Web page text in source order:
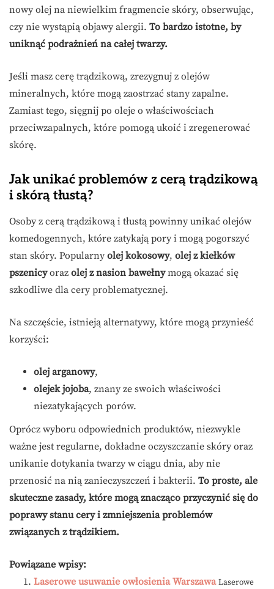
nowy olej na niewielkim fragmencie skóry, obserwując,
czy nie wystąpią objawy alergii. To bardzo istotne, by
uniknąć podrażnień na całej twarzy.
Jeśli masz cerę trądzikową, zrezygnuj z olejów
mineralnych, które mogą zaostrzać stany zapalne.
Zamiast tego, sięgnij po oleje o właściwościach
przeciwzapalnych, które pomogą ukoić i zregenerować
skórę.
Jak unikać problemów z cerą trądzikową
i skórą tłustą?
Osoby z cerą trądzikową i tłustą powinny unikać olejów
komedogennych, które zatykają pory i mogą pogorszyć
stan skóry. Popularny olej kokosowy, olej z kiełków
pszenicyoraz olej z nasion bawełnymogą okazać się
szkodliwe dla cery problematycznej.
Na szczęście, istnieją alternatywy, które mogą przynieść
korzyści:
olej arganowy,
olejek jojoba, znany ze swoich właściwości
niezatykających porów.
Oprócz wyboru odpowiednich produktów, niezwykle
ważne jest regularne, dokładne oczyszczanie skóry oraz
unikanie dotykania twarzy w ciągu dnia, aby nie
przenosić na nią zanieczyszczeń i bakterii. To proste, ale
skuteczne zasady, które mogą znacząco przyczynić się do
poprawy stanu cery i zmniejszenia problemów
związanych z trądzikiem.
Powiązane wpisy:
Laserowe usuwanie owłosienia Warszawa Laserowe